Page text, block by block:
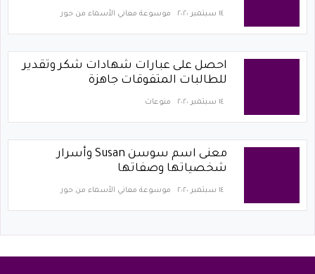
١٤ سبتمبر ٢٠٢٠ موسوعة معاني الأسماء من حور
احصل على عبارات شهادات شكر وتقدير
للطالبات المتفوقات جاهزة
١٤ سبتمبر ٢٠٢٠ منوعات
معنى اسم سوسن Susan وأسرار
شخصياتها وصفاتها
١٤ سبتمبر ٢٠٢٠ موسوعة معاني الأسماء من حور